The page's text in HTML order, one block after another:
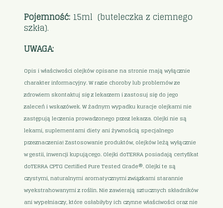
Pojemność: 15ml (buteleczka z ciemnego
szkła).
UWAGA:
Opis i właściwości olejków opisane na stronie mają wyłącznie
charakter informacyjny. W razie choroby lub problemów ze
zdrowiem skontaktuj się z lekarzem i zastosuj się do jego
zaleceń i wskazówek. W żadnym wypadku kuracje olejkami nie
zastępują leczenia prowadzonego przez lekarza. Olejki nie są
lekami, suplementami diety ani żywnością specjalnego
przeznaczenia! Zastosowanie produktów, olejków leżą wyłącznie
w gestii, inwencji kupującego. Olejki doTERRA posiadają certyfikat
doTERRA CPTG Certified Pure Tested Grade®. Olejki te są
czystymi, naturalnymi aromatycznymi związkami starannie
wyekstrahowanymi z roślin. Nie zawierają sztucznych składników
ani wypełniaczy, które osłabiłyby ich czynne właściwości oraz nie